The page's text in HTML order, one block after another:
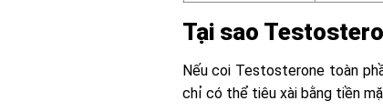
Tại sao
Nếu coi Testosterone toàn
chỉ có thể tiêu xài bằng tiền